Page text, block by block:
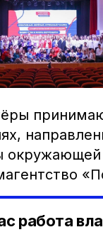
окружающей
работа